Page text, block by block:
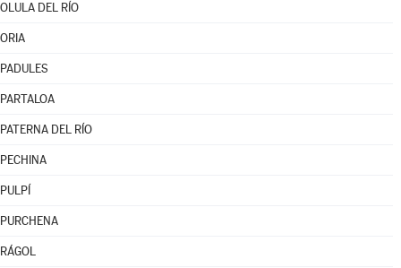
OLULA DEL RÍO
ORIA
PADULES
PARTALOA
PATERNA DEL RÍO
PECHINA
PULPÍ
PURCHENA
RÁGOL